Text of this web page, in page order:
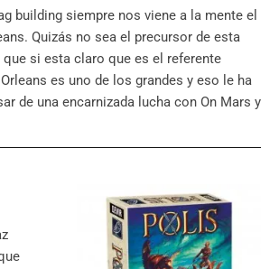
building siempre nos viene a la mente el
Quizás no sea el precursor de esta
si esta claro que es el referente
es uno de los grandes y eso le ha
de una encarnizada lucha con On Mars y